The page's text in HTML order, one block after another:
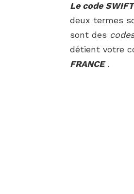
Le code SWIFT
deux termes
sont des
détient votre
FRANCE.